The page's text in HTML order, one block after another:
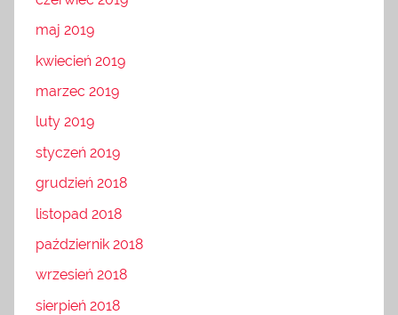
maj 2019
kwiecień 2019
marzec 2019
luty 2019
styczeń 2019
grudzień 2018
listopad 2018
październik 2018
wrzesień 2018
sierpień 2018